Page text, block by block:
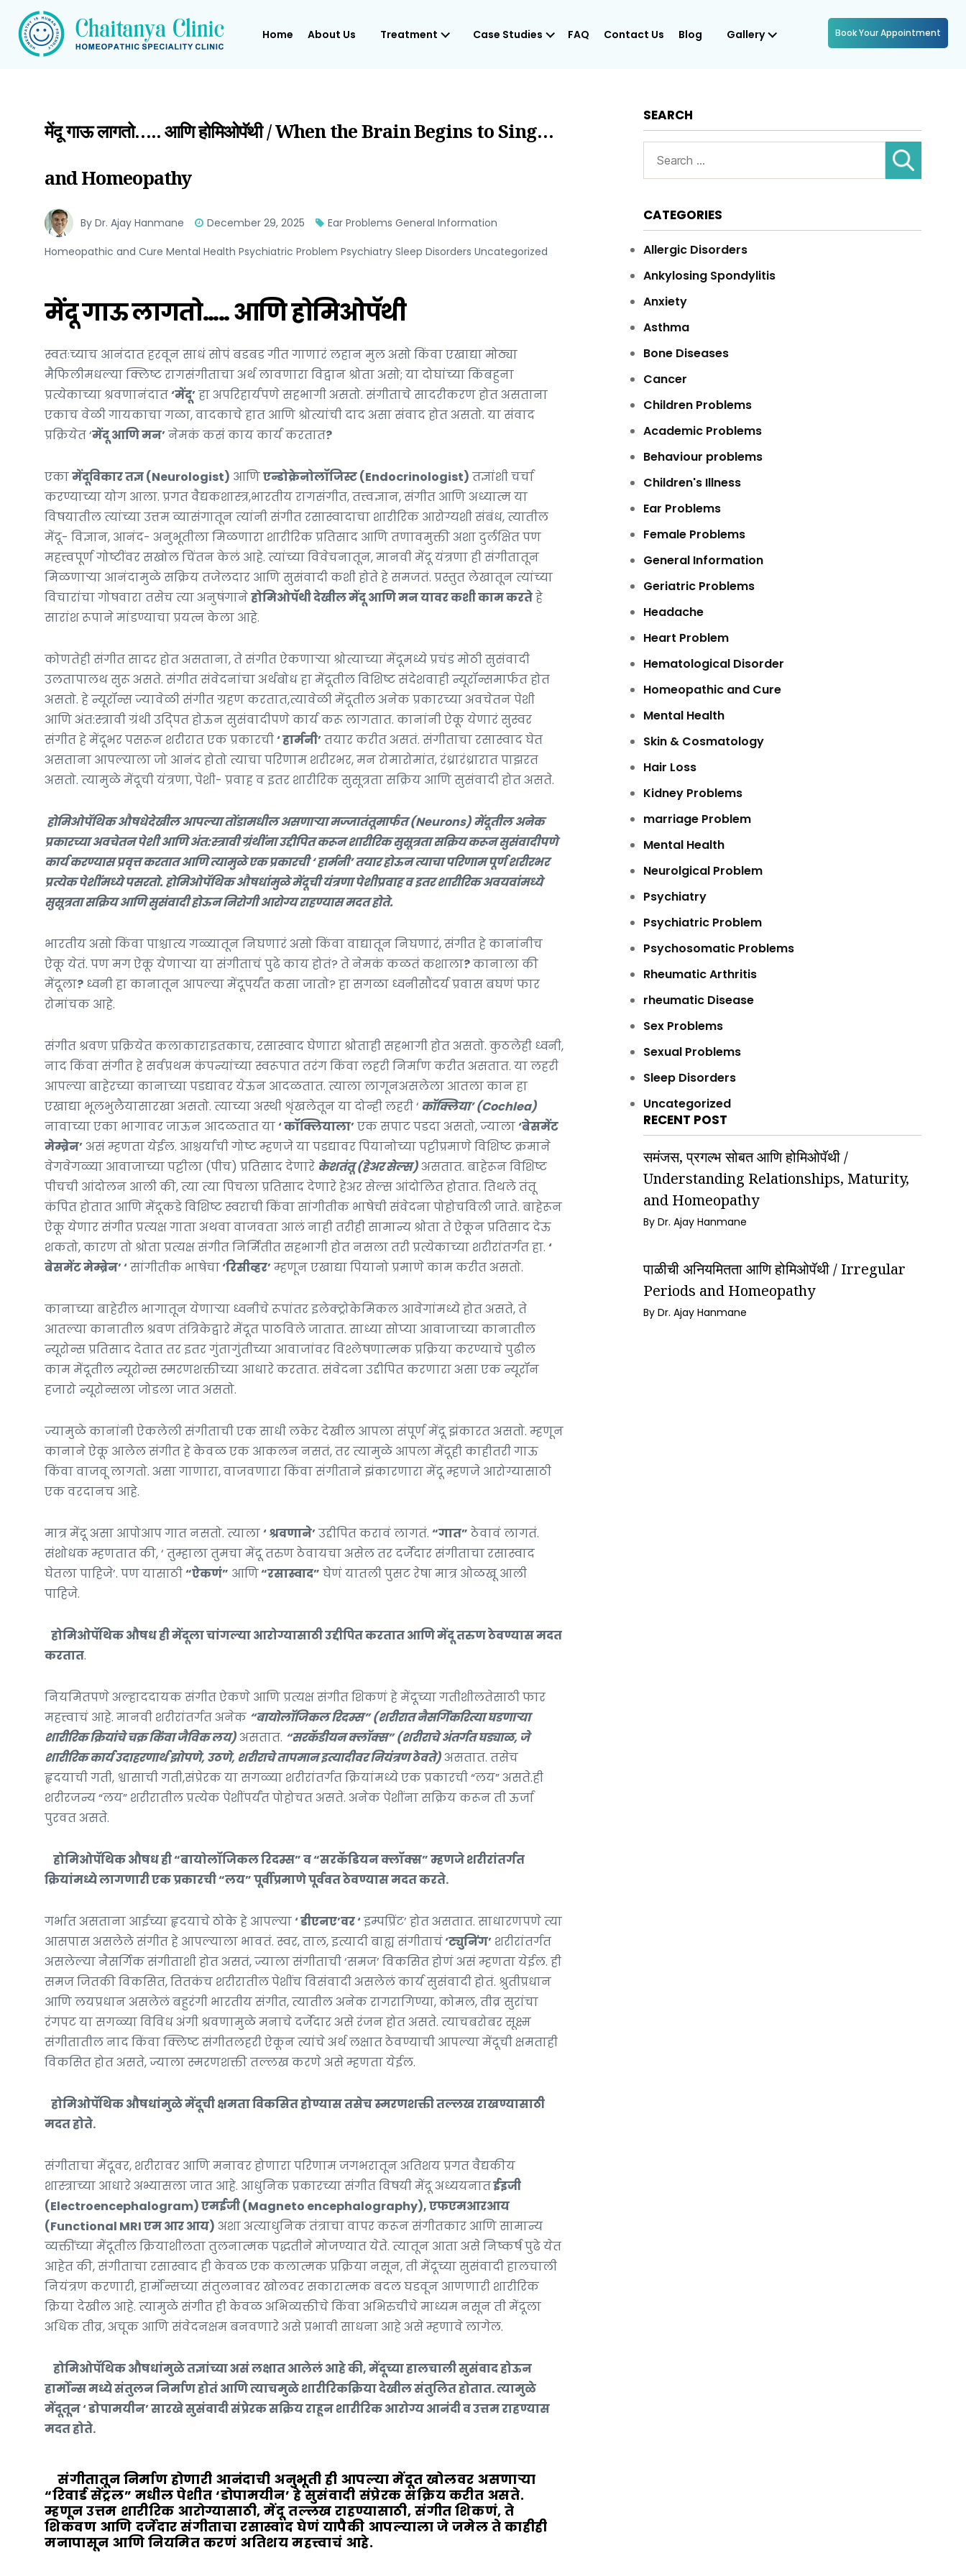
Home About Us Treatment Case Studies FAQ Contact Us Blog Gallery Book Your Appointment
मेंदू गाऊ लागतो….. आणि होमिओपॅथी / When the Brain Begins to Sing…
and Homeopathy
By Dr. Ajay Hanmane December 29, 2025
Ear Problems General Information
Homeopathic and Cure Mental Health Psychiatric Problem Psychiatry Sleep Disorders Uncategorized
मेंदू गाऊ लागतो….. आणि होमिओपॅथी
स्वतःच्याच आनंदात हरवून साधं सोपं बडबड गीत गाणारं लहान मुल असो किंवा एखाद्या मोठ्या
मैफिलीमधल्या क्लिष्ट रागसंगीताचा अर्थ लावणारा विद्वान श्रोता असो; या दोघांच्या किंबहुना
प्रत्येकाच्या श्रवणानंदात‘मेंदू’हा अपरिहार्यपणे सहभागी असतो. संगीताचे सादरीकरण होत असताना
एकाच वेळी गायकाचा गळा, वादकाचे हात आणि श्रोत्यांची दाद असा संवाद होत असतो. या संवाद
प्रक्रियेत ‘मेंदू आणि मन’नेमकं कसं काय कार्य करतात?
एकामेंदूविकार तज्ञ (Neurologist) आणिएन्डोक्रेनोलॉजिस्ट (Endocrinologist) तज्ञांशी चर्चा
करण्याच्या योग आला. प्रगत वैद्यकशास्त्र,भारतीय रागसंगीत, तत्त्वज्ञान, संगीत आणि अध्यात्म या
विषयातील त्यांच्या उत्तम व्यासंगातून त्यांनी संगीत रसास्वादाचा शारीरिक आरोग्यशी संबंध, त्यातील
मेंदू- विज्ञान, आनंद- अनुभूतीला मिळणारा शारीरिक प्रतिसाद आणि तणावमुक्ती अशा दुर्लक्षित पण
महत्त्वपूर्ण गोष्टींवर सखोल चिंतन केलं आहे. त्यांच्या विवेचनातून, मानवी मेंदू यंत्रणा ही संगीतातून
मिळणाऱ्या आनंदामुळे सक्रिय तजेलदार आणि सुसंवादी कशी होते हे समजतं. प्रस्तुत लेखातून त्यांच्या
विचारांचा गोषवारा तसेच त्या अनुषंगानेहोमिओपॅथी देखील मेंदू आणि मन यावर कशी काम करतेहे
सारांश रूपाने मांडण्याचा प्रयत्न केला आहे.
कोणतेही संगीत सादर होत असताना, ते संगीत ऐकणाऱ्या श्रोत्याच्या मेंदूमध्ये प्रचंड मोठी सुसंवादी
उलतापालथ सुरू असते. संगीत संवेदनांचा अर्थबोध हा मेंदूतील विशिष्ट संदेशवाही न्यूरॉन्समार्फत होत
असतो. हे न्यूरॉन्स ज्यावेळी संगीत ग्रहण करतात,त्यावेळी मेंदूतील अनेक प्रकारच्या अवचेतन पेशी
आणि अंत:स्त्रावी ग्रंथी उद्पित होऊन सुसंवादीपणे कार्य करू लागतात. कानांनी ऐकू येणारं सुस्वर
संगीत हे मेंदूभर पसरून शरीरात एक प्रकारची‘ हार्मनी’तयार करीत असतं. संगीताचा रसास्वाद घेत
असताना आपल्याला जो आनंद होतो त्याचा परिणाम शरीरभर, मन रोमारोमांत, रंध्रारंध्रारात पाझरत
असतो. त्यामुळे मेंदूची यंत्रणा, पेशी- प्रवाह व इतर शारीरिक सुसूत्रता सक्रिय आणि सुसंवादी होत असते.
होमिओपॅथिक औषधेदेखील आपल्या तोंडामधील असणाऱ्या मज्जातंतूमार्फत (Neurons) मेंदूतील अनेक
प्रकारच्या अवचेतन पेशी आणि अंत:स्त्रावी ग्रंथींना उद्दीपित करून शारीरिक सुसूत्रता सक्रिय करून सुसंवादीपणे
कार्य करण्यास प्रवृत्त करतात आणि त्यामुळे एक प्रकारची ‘ हार्मनी’ तयार होऊन त्याचा परिणाम पूर्ण शरीरभर
प्रत्येक पेशींमध्ये पसरतो. होमिओपॅथिक औषधांमुळे मेंदूची यंत्रणा पेशीप्रवाह व इतर शारीरिक अवयवांमध्ये
सुसूत्रता सक्रिय आणि सुसंवादी होऊन निरोगी आरोग्य राहण्यास मदत होते.
भारतीय असो किंवा पाश्चात्य गळ्यातून निघणारं असो किंवा वाद्यातून निघणारं, संगीत हे कानांनीच
ऐकू येतं. पण मग ऐकू येणाऱ्या या संगीताचं पुढे काय होतं? ते नेमकं कळतं कशाला?कानाला की
मेंदूला? ध्वनी हा कानातून आपल्या मेंदूपर्यंत कसा जातो? हा सगळा ध्वनीसौंदर्य प्रवास बघणं फार
रोमांचक आहे.
संगीत श्रवण प्रक्रियेत कलाकाराइतकाच, रसास्वाद घेणारा श्रोताही सहभागी होत असतो. कुठलेही ध्वनी,
नाद किंवा संगीत हे सर्वप्रथम कंपन्यांच्या स्वरूपात तरंग किंवा लहरी निर्माण करीत असतात. या लहरी
आपल्या बाहेरच्या कानाच्या पडद्यावर येऊन आदळतात. त्याला लागूनअसलेला आतला कान हा
एखाद्या भूलभुलैयासारखा असतो. त्याच्या अस्थी शृंखलेतून या दोन्ही लहरी ‘ कॉक्लिया’ (Cochlea)
नावाच्या एका भागावर जाऊन आदळतात या‘ कॉक्लियाला’एक सपाट पडदा असतो, ज्याला‘बेसमेंट
मेम्ब्रेन’असं म्हणता येईल. आश्चर्याची गोष्ट म्हणजे या पडद्यावर पियानोच्या पट्टीप्रमाणे विशिष्ट क्रमाने
वेगवेगळ्या आवाजाच्या पट्टीला (पीच) प्रतिसाद देणारे केशतंतू (हेअर सेल्स)असतात. बाहेरून विशिष्ट
पीचची आंदोलन आली की, त्या त्या पिचला प्रतिसाद देणारे हेअर सेल्स आंदोलित होतात. तिथले तंतू
कंपित होतात आणि मेंदूकडे विशिष्ट स्वराची किंवा सांगीतीक भाषेची संवेदना पोहोचविली जाते. बाहेरून
ऐकू येणार संगीत प्रत्यक्ष गाता अथवा वाजवता आलं नाही तरीही सामान्य श्रोता ते ऐकून प्रतिसाद देऊ
शकतो, कारण तो श्रोता प्रत्यक्ष संगीत निर्मितीत सहभागी होत नसला तरी प्रत्येकाच्या शरीरांतर्गत हा. ‘
बेसमेंट मेम्ब्रेन’ ‘ सांगीतीक भाषेचा‘रिसीव्हर’म्हणून एखाद्या पियानो प्रमाणे काम करीत असतो.
कानाच्या बाहेरील भागातून येणाऱ्या ध्वनीचे रूपांतर इलेक्ट्रोकेमिकल आवेगांमध्ये होत असते, ते
आतल्या कानातील श्रवण तंत्रिकेद्वारे मेंदूत पाठविले जातात. साध्या सोप्या आवाजाच्या कानातील
न्यूरोन्स प्रतिसाद देतात तर इतर गुंतागुंतीच्या आवाजांवर विश्लेषणात्मक प्रक्रिया करण्याचे पुढील
काम मेंदूतील न्यूरोन्स स्मरणशक्तीच्या आधारे करतात. संवेदना उद्दीपित करणारा असा एक न्यूरॉन
हजारो न्यूरोन्सला जोडला जात असतो.
ज्यामुळे कानांनी ऐकलेली संगीताची एक साधी लकेर देखील आपला संपूर्ण मेंदू झंकारत असतो. म्हणून
कानाने ऐकू आलेल संगीत हे केवळ एक आकलन नसतं, तर त्यामुळे आपला मेंदूही काहीतरी गाऊ
किंवा वाजवू लागतो. असा गाणारा, वाजवणारा किंवा संगीताने झंकारणारा मेंदू म्हणजे आरोग्यासाठी
एक वरदानच आहे.
मात्र मेंदू असा आपोआप गात नसतो. त्याला‘ श्रवणाने’उद्दीपित करावं लागतं. “गात” ठेवावं लागतं.
संशोधक म्हणतात की, ‘ तुम्हाला तुमचा मेंदू तरुण ठेवायचा असेल तर दर्जेदार संगीताचा रसास्वाद
घेतला पाहिजे’. पण यासाठी“ऐकणं” आणि“रसास्वाद” घेणं यातली पुसट रेषा मात्र ओळखू आली
पाहिजे.
होमिओपॅथिक औषध ही मेंदूला चांगल्या आरोग्यासाठी उद्दीपित करतात आणि मेंदू तरुण ठेवण्यास मदत
करतात.
नियमितपणे अल्हाददायक संगीत ऐकणे आणि प्रत्यक्ष संगीत शिकणं हे मेंदूच्या गतीशीलतेसाठी फार
महत्त्वाचं आहे. मानवी शरीरांतर्गत अनेक “बायोलॉजिकल रिदम्स” (शरीरात नैसर्गिकरित्या घडणाऱ्या
शारीरिक क्रियांचे चक्र किंवा जैविक लय)असतात. “सरकॅडीयन क्लॉक्स” (शरीराचे अंतर्गत घड्याळ, जे
शारीरिक कार्य उदाहरणार्थ झोपणे, उठणे, शरीराचे तापमान इत्यादीवर नियंत्रण ठेवते)असतात. तसेच
हृदयाची गती, श्वासाची गती,संप्रेरक या सगळ्या शरीरांतर्गत क्रियांमध्ये एक प्रकारची “लय” असते.ही
शरीरजन्य “लय” शरीरातील प्रत्येक पेशींपर्यंत पोहोचत असते. अनेक पेशींना सक्रिय करून ती ऊर्जा
पुरवत असते.
होमिओपॅथिक औषध ही “बायोलॉजिकल रिदम्स” व “सरकॅडियन क्लॉक्स” म्हणजे शरीरांतर्गत
क्रियांमध्ये लागणारी एक प्रकारची “लय” पूर्वीप्रमाणे पूर्ववत ठेवण्यास मदत करते.
गर्भात असताना आईच्या हृदयाचे ठोके हे आपल्या‘ डीएनए’वर ‘ इम्पप्रिंट’ होत असतात. साधारणपणे त्या
आसपास असलेले संगीत हे आपल्याला भावतं. स्वर, ताल, इत्यादी बाह्य संगीताचं‘ट्युनिंग’ शरीरांतर्गत
असलेल्या नैसर्गिक संगीताशी होत असतं, ज्याला संगीताची ‘समज’ विकसित होणं असं म्हणता येईल. ही
समज जितकी विकसित, तितकंच शरीरातील पेशींच विसंवादी असलेलं कार्य सुसंवादी होतं. श्रुतीप्रधान
आणि लयप्रधान असलेलं बहुरंगी भारतीय संगीत, त्यातील अनेक रागरागिण्या, कोमल, तीव्र सुरांचा
रंगपट या सगळ्या विविध अंगी श्रवणामुळे मनाचे दर्जेदार असे रंजन होत असते. त्याचबरोबर सूक्ष्म
संगीतातील नाद किंवा क्लिष्ट संगीतलहरी ऐकून त्यांचे अर्थ लक्षात ठेवण्याची आपल्या मेंदूची क्षमताही
विकसित होत असते, ज्याला स्मरणशक्ती तल्लख करणे असे म्हणता येईल.
होमिओपॅथिक औषधांमुळे मेंदूची क्षमता विकसित होण्यास तसेच स्मरणशक्ती तल्लख राखण्यासाठी
मदत होते.
संगीताचा मेंदूवर, शरीरावर आणि मनावर होणारा परिणाम जगभरातून अतिशय प्रगत वैद्यकीय
शास्त्राच्या आधारे अभ्यासला जात आहे. आधुनिक प्रकारच्या संगीत विषयी मेंदू अध्ययनातईइजी
(Electroencephalogram) एमईजी (Magneto encephalography), एफएमआरआय
(Functional MRI एम आर आय) अशा अत्याधुनिक तंत्राचा वापर करून संगीतकार आणि सामान्य
व्यक्तींच्या मेंदूतील क्रियाशीलता तुलनात्मक पद्धतीने मोजण्यात येते. त्यातून आता असे निष्कर्ष पुढे येत
आहेत की, संगीताचा रसास्वाद ही केवळ एक कलात्मक प्रक्रिया नसून, ती मेंदूच्या सुसंवादी हालचाली
नियंत्रण करणारी, हार्मोन्सच्या संतुलनावर खोलवर सकारात्मक बदल घडवून आणणारी शारीरिक
क्रिया देखील आहे. त्यामुळे संगीत ही केवळ अभिव्यक्तीचे किंवा अभिरुचीचे माध्यम नसून ती मेंदूला
अधिक तीव्र, अचूक आणि संवेदनक्षम बनवणारे असे प्रभावी साधना आहे असे म्हणावे लागेल.
होमिओपॅथिक औषधांमुळे तज्ञांच्या असं लक्षात आलेलं आहे की, मेंदूच्या हालचाली सुसंवाद होऊन
हार्मोन्स मध्ये संतुलन निर्माण होतं आणि त्याचमुळे शारीरिकक्रिया देखील संतुलित होतात. त्यामुळे
मेंदूतून ‘ डोपामयीन’ सारखे सुसंवादी संप्रेरक सक्रिय राहून शारीरिक आरोग्य आनंदी व उत्तम राहण्यास
मदत होते.
संगीतातून निर्माण होणारी आनंदाची अनुभूती ही आपल्या मेंदूत खोलवर असणाऱ्या
“रिवार्ड सेंट्रल” मधील पेशीत ‘डोपामयीन’ हे सुसंवादी संप्रेरक सक्रिय करीत असते.
म्हणून उत्तम शारीरिक आरोग्यासाठी, मेंदू तल्लख राहण्यासाठी, संगीत शिकणं, ते
शिकवण आणि दर्जेदार संगीताचा रसास्वाद घेणं यापैकी आपल्याला जे जमेल ते काहीही
मनापासून आणि नियमित करणं अतिशय महत्त्वाचं आहे.
SEARCH
for:
CATEGORIES
Allergic Disorders
Ankylosing Spondylitis
Anxiety
Asthma
Bone Diseases
Cancer
Children Problems
Academic Problems
Behaviour problems
Children's Illness
Ear Problems
Female Problems
General Information
Geriatric Problems
Headache
Heart Problem
Hematological Disorder
Homeopathic and Cure
Mental Health
Skin & Cosmatology
Hair Loss
Kidney Problems
marriage Problem
Mental Health
Neurolgical Problem
Psychiatry
Psychiatric Problem
Psychosomatic Problems
Rheumatic Arthritis
rheumatic Disease
Sex Problems
Sexual Problems
Sleep Disorders
Uncategorized
RECENT POST
समंजस, प्रगल्भ सोबत आणि होमिओपॅथी /
Understanding Relationships, Maturity,
and Homeopathy
By Dr. Ajay Hanmane
पाळीची अनियमितता आणि होमिओपॅथी / Irregular
Periods and Homeopathy
By Dr. Ajay Hanmane